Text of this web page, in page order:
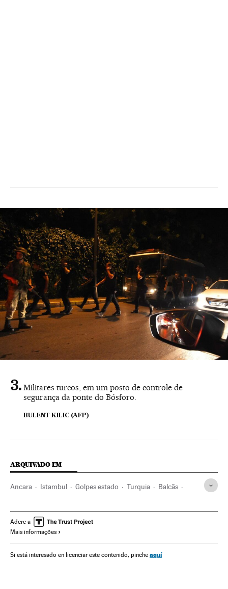
Militares turcos, em um posto de controle de
segurança da ponte do Bósforo.
BULENT KILIC (AFP)
ARQUIVADO EM
Ancara Istambul Golpes estado Turquia Balcãs
Europa Política
Adere a
Mais informações
Si está interesado en licenciar este contenido, pinche aquí